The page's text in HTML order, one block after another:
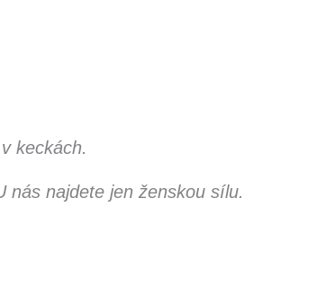
keckách.
nás najdete jen ženskou sílu.